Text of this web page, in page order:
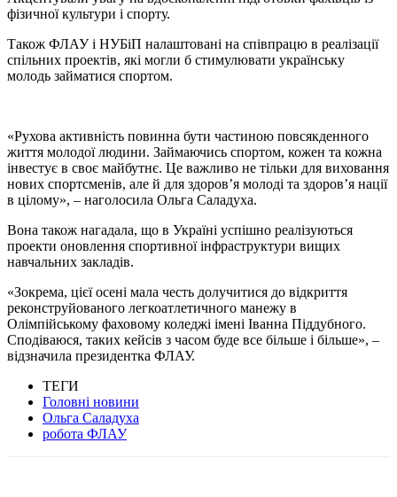
фізичної культури і спорту.
Також ФЛАУ і НУБіП налаштовані на співпрацю в реалізації
спільних проектів, які могли б стимулювати українську
молодь займатися спортом.
«Рухова активність повинна бути частиною повсякденного
життя молодої людини. Займаючись спортом, кожен та кожна
інвестує в своє майбутнє. Це важливо не тільки для виховання
нових спортсменів, але й для здоров’я молоді та здоров’я нації
в цілому», – наголосила Ольга Саладуха.
Вона також нагадала, що в Україні успішно реалізуються
проекти оновлення спортивної інфраструктури вищих
навчальних закладів.
«Зокрема, цієї осені мала честь долучитися до відкриття
реконструйованого легкоатлетичного манежу в
Олімпійському фаховому коледжі імені Іванна Піддубного.
Сподіваюся, таких кейсів з часом буде все більше і більше», –
відзначила президентка ФЛАУ.
ТЕГИ
Головні новини
Ольга Саладуха
робота ФЛАУ